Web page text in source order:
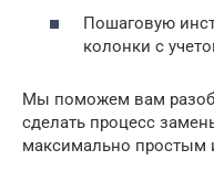
Пошаговую
колонки с
Мы поможем вам
сделать процесс
максимально простым